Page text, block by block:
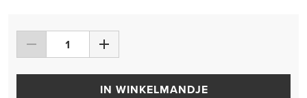
IN WINKELMANDJE